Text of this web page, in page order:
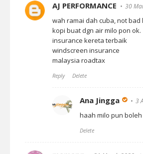
AJ PERFORMANCE 30
wah ramai dah cuba, not bad
kopi buat dgn air milo pon ok.
insurance kereta terbaik
windscreen insurance
malaysia roadtax
Reply Delete
Ana Jingga 3
haah milo pun boleh
Delete